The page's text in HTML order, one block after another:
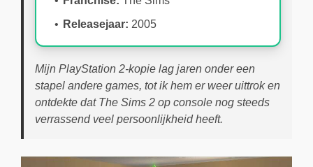
Releasejaar: 2005
Mijn PlayStation 2-kopie lag jaren onder een
stapel andere games, tot ik hem er weer uittrok en
ontdekte dat The Sims 2 op console nog steeds
verrassend veel persoonlijkheid heeft.